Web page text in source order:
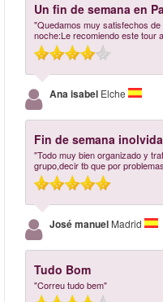
Un fin de semana en
"Quedamos muy satisfechos
noche:Le recomiendo este tour
Ana isabel Elche
Fin de semana
"Todo muy bien organizado y
grupo,decir tb que por
José manuel Madrid
Tudo Bom
"Correu tudo bem"